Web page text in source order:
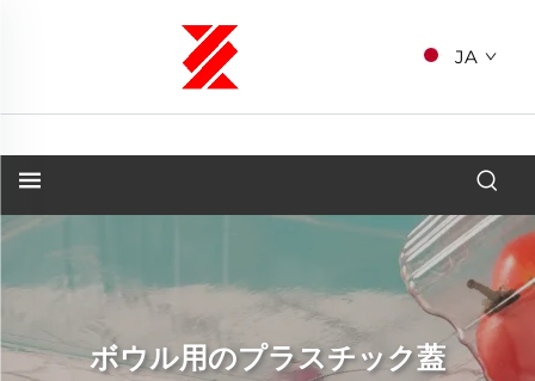
JA
ボウル用のプラスチック蓋